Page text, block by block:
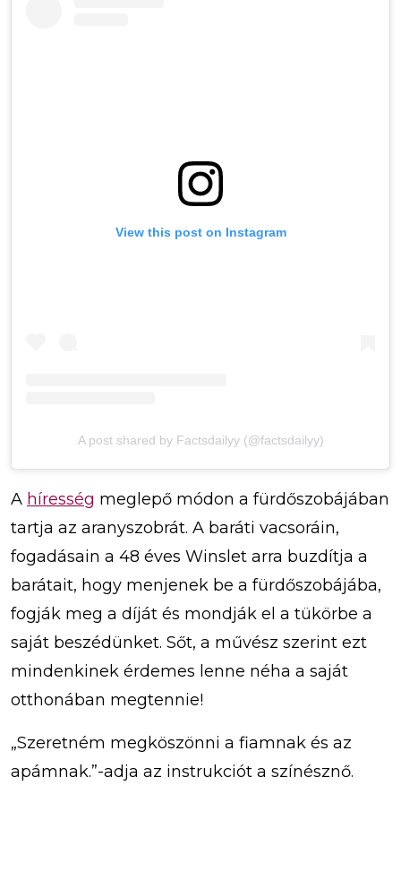
View this post on Instagram
A post shared by Factsdailyy (@factsdailyy)
A híresség meglepő módon a fürdőszobájában
tartja az aranyszobrát. A baráti vacsoráin,
fogadásain a 48 éves Winslet arra buzdítja a
barátait, hogy menjenek be a fürdőszobájába,
fogják meg a díját és mondják el a tükörbe a
saját beszédünket. Sőt, a művész szerint ezt
mindenkinek érdemes lenne néha a saját
otthonában megtennie!
„Szeretném megköszönni a fiamnak és az
apámnak.”-adja az instrukciót a színésznő.